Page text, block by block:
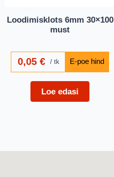
Loodimisklots 6mm 30×100
must
0,05€ tk
Loe edasi